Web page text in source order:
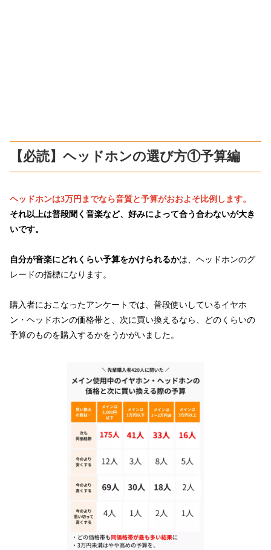
【必読】ヘッドホンの選び方①予算編
ヘッドホンは3万円までなら音質と予算がおおよそ比例します。
それ以上は普段聞く音楽など、好みによって合う合わないが大き
いです。
自分が音楽にどれくらい予算をかけられるかは、ヘッドホンのグ
レードの指標になります。
購入者におこなったアンケートでは、普段使いしているイヤホ
ン・ヘッドホンの価格帯と、次に買い換えるなら、どのくらいの
予算のものを購入するかをうかがいました。